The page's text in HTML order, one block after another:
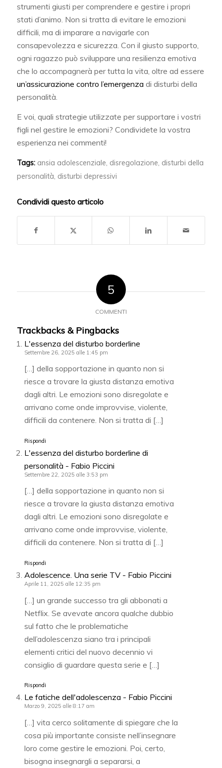
strumenti giusti per comprendere e gestire i propri
stati d’animo. Non si tratta di evitare le emozioni
difficili, ma di imparare a navigarle con
consapevolezza e sicurezza. Con il giusto supporto,
ogni ragazzo può sviluppare una resilienza emotiva
che lo accompagnerà per tutta la vita, oltre ad essere
un’assicurazione contro l’emergenza di disturbi della
personalità.
E voi, quali strategie utilizzate per supportare i vostri
figli nel gestire le emozioni? Condividete la vostra
esperienza nei commenti!
Tags: ansia adolescenziale disregolazione disturbi della
personalità disturbi depressivi
Condividi questo articolo
5
COMMENTI
Trackbacks & Pingbacks
L'essenza del disturbo borderline
Settembre 26, 2025 alle 1:45 pm
[…] della sopportazione in quanto non si
riesce a trovare la giusta distanza emotiva
dagli altri. Le emozioni sono disregolate e
arrivano come onde improvvise, violente,
difficili da contenere. Non si tratta di […]
Rispondi
L'essenza del disturbo borderline di
personalità - Fabio Piccini
Settembre 22, 2025 alle 3:53 pm
[…] della sopportazione in quanto non si
riesce a trovare la giusta distanza emotiva
dagli altri. Le emozioni sono disregolate e
arrivano come onde improvvise, violente,
difficili da contenere. Non si tratta di […]
Rispondi
Adolescence. Una serie TV - Fabio Piccini
Aprile 11, 2025 alle 12:35 pm
[…] un grande successo tra gli abbonati a
Netflix. Se avevate ancora qualche dubbio
sul fatto che le problematiche
dell’adolescenza siano tra i principali
elementi critici del nuovo decennio vi
consiglio di guardare questa serie e […]
Rispondi
Le fatiche dell'adolescenza - Fabio Piccini
Marzo 9, 2025 alle 8:17 am
[…] vita cerco solitamente di spiegare che la
cosa più importante consiste nell’insegnare
loro come gestire le emozioni. Poi, certo,
bisogna insegnargli a separarsi, a